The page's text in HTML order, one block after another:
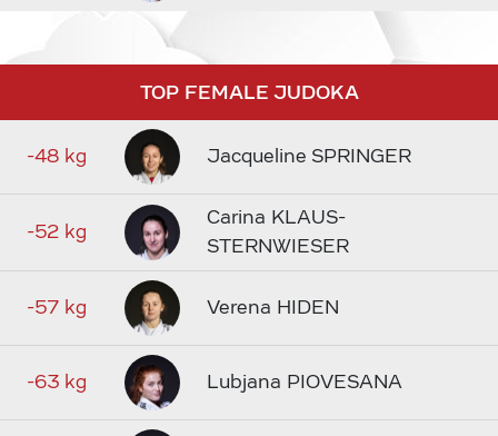
TOP FEMALE JUDOKA
-48 kg Jacqueline SPRINGER
-52 kg
Carina KLAUS-
STERNWIESER
-57 kg Verena HIDEN
-63 kg Lubjana PIOVESANA